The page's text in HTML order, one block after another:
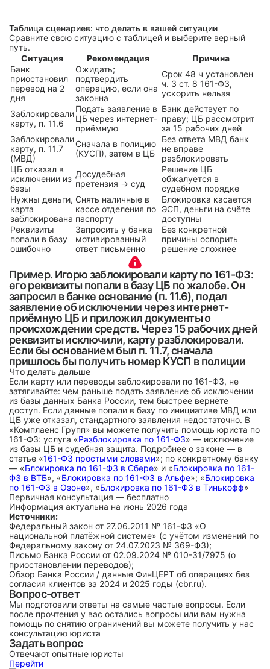
Таблица сценариев: что делать в вашей ситуации
Сравните свою ситуацию с таблицей и выберите верный
путь.
Ситуация
Рекомендация
Причина
Банк
приостановил
перевод на 2
дня
Ожидать;
подтвердить
операцию, если она
законна
Срок 48 ч установлен
ч. 3 ст. 8 161-ФЗ,
ускорить нельзя
Заблокировали
карту, п. 11.6
Подать заявление в
ЦБ через интернет-
приёмную
Банк действует по
праву; ЦБ рассмотрит
за 15 рабочих дней
Заблокировали
карту, п. 11.7
(МВД)
Сначала в полицию
(КУСП), затем в ЦБ
Без ответа МВД банк
не вправе
разблокировать
ЦБ отказал в
исключении из
базы
Досудебная
претензия → суд
Решение ЦБ
обжалуется в
судебном порядке
Нужны деньги,
карта
заблокирована
Снять наличные в
кассе отделения по
паспорту
Блокировка касается
ЭСП, деньги на счёте
доступны
Реквизиты
попали в базу
ошибочно
Запросить у банка
мотивированный
ответ письменно
Без конкретной
причины оспорить
решение сложнее
Пример. Игорю заблокировали карту по 161-ФЗ:
его реквизиты попали в базу ЦБ по жалобе. Он
запросил в банке основание (п. 11.6), подал
заявление об исключении через интернет-
приёмную ЦБ и приложил документы о
происхождении средств. Через 15 рабочих дней
реквизиты исключили, карту разблокировали.
Если бы основанием был п. 11.7, сначала
пришлось бы получить номер КУСП в полиции
Что делать дальше
Если карту или переводы заблокировали по 161-ФЗ, не
затягивайте: чем раньше подать заявление об исключении
из базы данных Банка России, тем быстрее вернёте
доступ. Если данные попали в базу по инициативе МВД или
ЦБ уже отказал, стандартного заявления недостаточно. В
«Комплаенс Групп» вы можете получить помощь юриста по
161-ФЗ: услуга «Разблокировка по 161-ФЗ» — исключение
из базы ЦБ и судебная защита. Подробнее о законе — в
статье «161-ФЗ простыми словами»; по конкретному банку
— «Блокировка по 161-ФЗ в Сбере» и «Блокировка по 161-
ФЗ в ВТБ», «Блокировка по 161-ФЗ в Альфе»; «Блокировка
по 161-ФЗ в Озоне», «Блокировка по 161-ФЗ в Тинькофф»
Первичная консультация — бесплатно
Информация актуальна на июнь 2026 года
Источники:
Федеральный закон от 27.06.2011 № 161-ФЗ «О
национальной платёжной системе» (с учётом изменений по
Федеральному закону от 24.07.2023 № 369-ФЗ);
Письмо Банка России от 02.09.2024 № 010-31/7975 (о
приостановлении переводов);
Обзор Банка России / данные ФинЦЕРТ об операциях без
согласия клиентов за 2024 и 2025 годы (cbr.ru).
Вопрос-ответ
Мы подготовили ответы на самые частые вопросы. Если
после прочтения у вас остались вопросы или вам нужна
помощь по снятию ограничений вы можете получить у нас
консультацию юриста
Задать вопрос
Отвечают опытные юристы
Перейти